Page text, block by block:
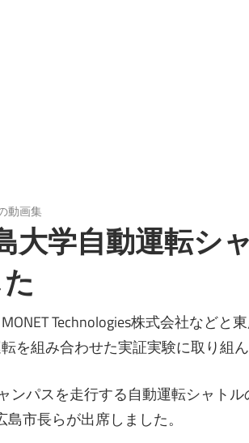
動画集
大学自動運転シ
Technologies株式会社などと
を組み合わせた実証実験に取り組ん
パスを走行する自動運転シャトル
市長らが出席しました。